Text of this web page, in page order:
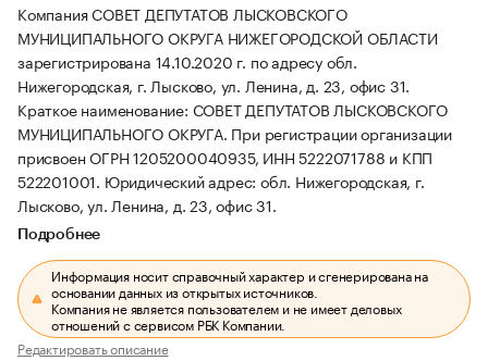
Компания СОВЕТ ДЕПУТАТОВ ЛЫСКОВСКОГО
МУНИЦИПАЛЬНОГО ОКРУГА НИЖЕГОРОДСКОЙ ОБЛАСТИ
зарегистрирована 14.10.2020 г. по адресу обл.
Нижегородская, г. Лысково, ул. Ленина, д. 23, офис 31.
Краткое наименование: СОВЕТ ДЕПУТАТОВ ЛЫСКОВСКОГО
МУНИЦИПАЛЬНОГО ОКРУГА. При регистрации организации
присвоен ОГРН 1205200040935, ИНН 5222071788 и КПП
522201001. Юридический адрес: обл. Нижегородская, г.
Лысково, ул. Ленина, д. 23, офис 31.
Подробнее
Информация носит справочный характер и сгенерирована на
основании данных из открытых источников.
Компания не является пользователем и не имеет деловых
отношений с сервисом РБК Компании.
Редактировать описание